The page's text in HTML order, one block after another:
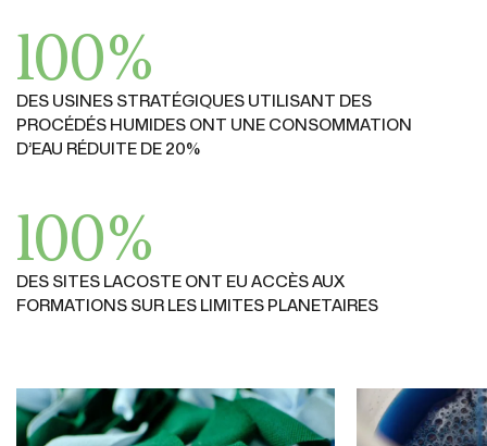
100%
DES USINES STRATÉGIQUES UTILISANT DES
PROCÉDÉS HUMIDES ONT UNE CONSOMMATION
D’EAU RÉDUITE DE 20%
100%
DES SITES LACOSTE ONT EU ACCÈS AUX
FORMATIONS SUR LES LIMITES PLANETAIRES